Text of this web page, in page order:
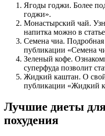
Ягоды годжи. Более
годжи».
Монастырский чай.
напитка можно в
Семена чиа.
публикации «Семена
Зеленый кофе.
суперфуда позволит
Жидкий каштан. О
публикации «Жидкий
Лучшие диеты
похудения